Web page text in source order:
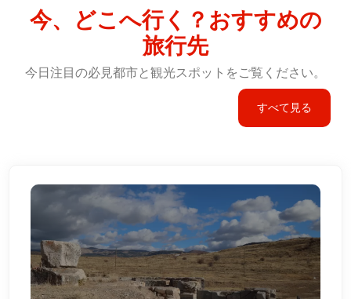
今、どこへ行く？おすすめの
旅行先
今日注目の必見都市と観光スポットをご覧ください。
すべて見る